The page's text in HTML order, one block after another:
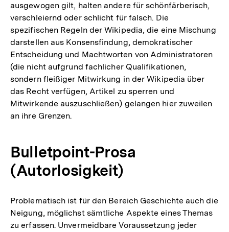
ausgewogen gilt, halten andere für schönfärberisch,
verschleiernd oder schlicht für falsch. Die
spezifischen Regeln der Wikipedia, die eine Mischung
darstellen aus Konsensfindung, demokratischer
Entscheidung und Machtworten von Administratoren
(die nicht aufgrund fachlicher Qualifikationen,
sondern fleißiger Mitwirkung in der Wikipedia über
das Recht verfügen, Artikel zu sperren und
Mitwirkende auszuschließen) gelangen hier zuweilen
an ihre Grenzen.
Bulletpoint-Prosa
(Autorlosigkeit)
Problematisch ist für den Bereich Geschichte auch die
Neigung, möglichst sämtliche Aspekte eines Themas
zu erfassen. Unvermeidbare Voraussetzung jeder